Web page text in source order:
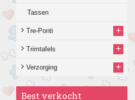
Tassen
Tre-Ponti +
Trimtafels +
Verzorging +
Best verkocht